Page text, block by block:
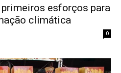
esforços para
climática
0